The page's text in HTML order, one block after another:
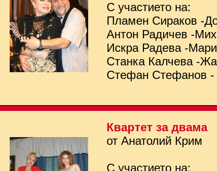
С участието на:
Пламен Сираков -
Антон Радичев -
Искра Радева -
Станка Калчева -
Стефан Стефанов
Квартет за двама
от Анатолий Крим
С участието на: